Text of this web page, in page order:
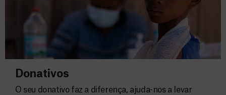
Donativos
O seu donativo faz a diferença, ajuda-nos a levar